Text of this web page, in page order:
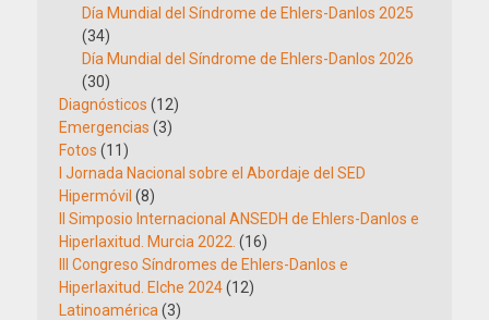
Día Mundial del Síndrome de Ehlers-Danlos 2025
(34)
Día Mundial del Síndrome de Ehlers-Danlos 2026
(30)
Diagnósticos (12)
Emergencias (3)
Fotos (11)
I Jornada Nacional sobre el Abordaje del SED
Hipermóvil (8)
II Simposio Internacional ANSEDH de Ehlers-Danlos e
Hiperlaxitud. Murcia 2022. (16)
III Congreso Síndromes de Ehlers-Danlos e
Hiperlaxitud. Elche 2024(12)
Latinoamérica (3)